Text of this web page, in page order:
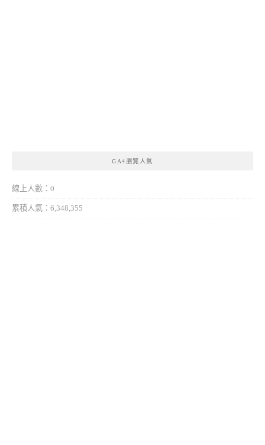
GA4瀏覽人氣
線上人數：0
累積人氣：6,348,355